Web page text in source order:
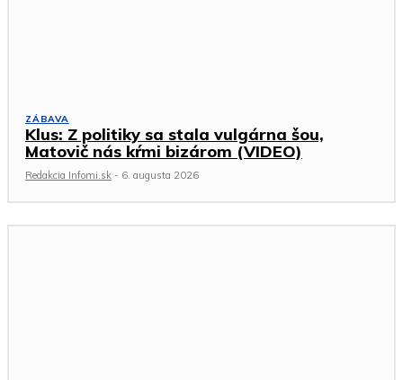
ZÁBAVA
Klus: Z politiky sa stala vulgárna šou,
Matovič nás kŕmi bizárom (VIDEO)
Redakcia Infomi.sk - 6. augusta 2026